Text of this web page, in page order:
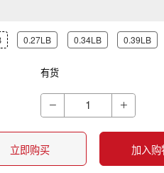
0.27LB 0.34LB 0.39LB
有货
 
立即购买 加入购